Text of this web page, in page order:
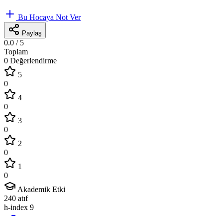
Bu Hocaya Not Ver
Paylaş
0.0 / 5
Toplam
0 Değerlendirme
5
0
4
0
3
0
2
0
1
0
Akademik Etki
240 atıf
h-index 9